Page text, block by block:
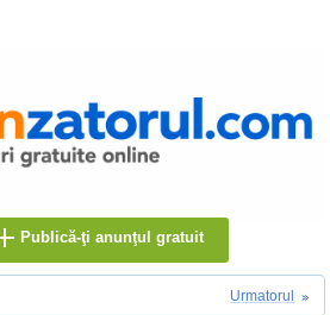
Publică-ţi anunţul gratuit
Urmatorul